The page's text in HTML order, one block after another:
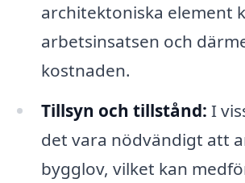
architektoniska element
arbetsinsatsen och
kostnaden.
Tillsyn och tillstånd: I
det vara nödvändigt att
bygglov, vilket kan